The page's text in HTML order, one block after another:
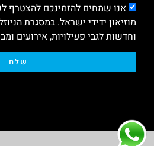
אנו שמחים להזמינכם להצטרף
מוזיאון ידידי ישראל. במסגרת
וחדשות לגבי פעילויות, אירועים
שלח